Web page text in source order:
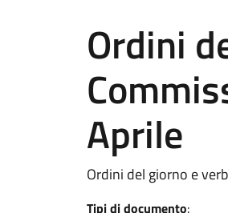
Ordini
Aprile
Ordini del giorno e
Tipi di documento: